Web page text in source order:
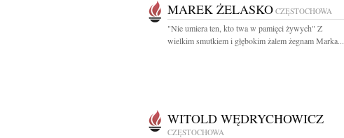
MAREK ŻELASKO CZĘSTOCHOWA
"Nie umiera ten, kto twa w pamięci żywych" Z
wielkim smutkiem i głębokim żalem żegnam Marka...
WITOLD WĘDRYCHOWICZ
CZĘSTOCHOWA